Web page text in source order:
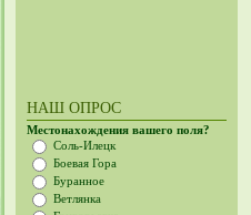
НАШ ОПРОС
Местонахождения вашего поля?
Соль-Илецк
Боевая Гора
Буранное
Ветлянка